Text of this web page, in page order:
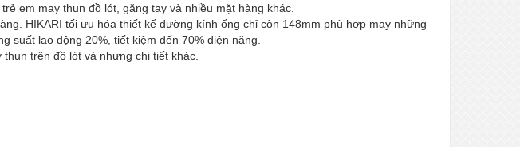
em may thun đồ lót, găng tay và nhiều mặt hàng khác.
HIKARI tối ưu hóa thiết kế đường kính ống chỉ còn 148mm phù hợp may những
suất lao động 20%, tiết kiệm đến 70% điện năng.
trên đồ lót và nhưng chi tiết khác.